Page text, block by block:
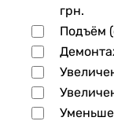
грн.
Подъём